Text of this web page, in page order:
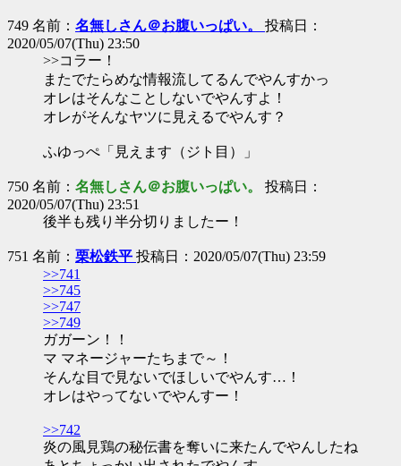
749 名前： 名無しさん＠お腹いっぱい。 投稿日：
2020/05/07(Thu) 23:50
>>コラー！
またでたらめな情報流してるんでやんすかっ
オレはそんなことしないでやんすよ！
オレがそんなヤツに見えるでやんす？
ふゆっぺ「見えます（ジト目）」
750 名前： 名無しさん＠お腹いっぱい。 投稿日：
2020/05/07(Thu) 23:51
後半も残り半分切りましたー！
751 名前： 栗松鉄平 投稿日：2020/05/07(Thu) 23:59
>>741
>>745
>>747
>>749
ガガーン！！
マ マネージャーたちまで～！
そんな目で見ないでほしいでやんす…！
オレはやってないでやんすー！
>>742
炎の風見鶏の秘伝書を奪いに来たんでやんしたね